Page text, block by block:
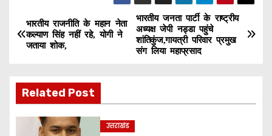
P
o
t
भारतीय जनता पार्टी के राष्ट्रीय
अध्यक्ष जेपी नड्डा पहुंचे
शांतिकुंज,गायत्री परिवार प्रमुख
संग लिया महाप्रसाद
भारतीय राजनीति के महान नेता
कल्याण सिंह नहीं रहे, योगी ने
जताया शोक,
Related Post
उत्तराखंड